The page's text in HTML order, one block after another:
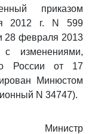
приказом
2012 г. N 599
28 февраля 2013
изменениями,
России от 17
Минюстом
N 34747).
Министр